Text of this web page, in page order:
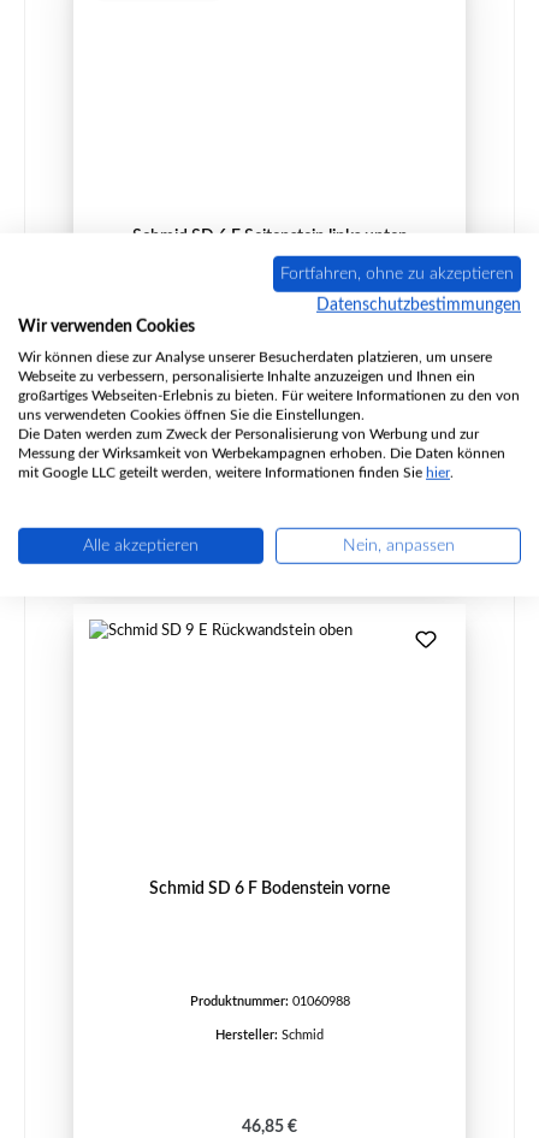
Schmid SD 6 F Seitenstein links unten
Produktnummer: 01061531
Hersteller:Schmid
Regulärer Preis:
70,28 €
Details
Schmid SD 6 F Bodenstein vorne
Produktnummer: 01060988
Hersteller: Schmid
Regulärer Preis:
46,85 €
Fortfahren, ohne zu akzeptieren
Datenschutzbestimmungen
Wir verwenden Cookies
Wir können diese zur Analyse unserer Besucherdaten platzieren, um unsere
Webseite zu verbessern, personalisierte Inhalte anzuzeigen und Ihnen ein
großartiges Webseiten-Erlebnis zu bieten. Für weitere Informationen zu den von
uns verwendeten Cookies öffnen Sie die Einstellungen.
Die Daten werden zum Zweck der Personalisierung von Werbung und zur
Messung der Wirksamkeit von Werbekampagnen erhoben. Die Daten können
mit Google LLC geteilt werden, weitere Informationen finden Sie hier.
Alle akzeptieren Nein, anpassen